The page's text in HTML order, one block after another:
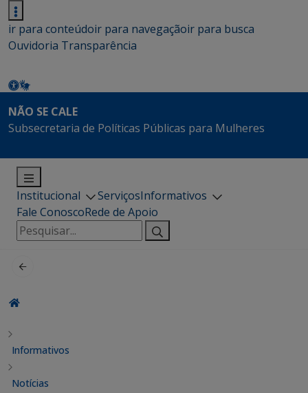
ir para conteúdoir para navegaçãoir para busca
Ouvidoria Transparência
NÃO SE CALE
Subsecretaria de Políticas Públicas para Mulheres
Institucional ServiçosInformativos
Fale ConoscoRede de Apoio
Pesquisar
por:
Informativos
Notícias